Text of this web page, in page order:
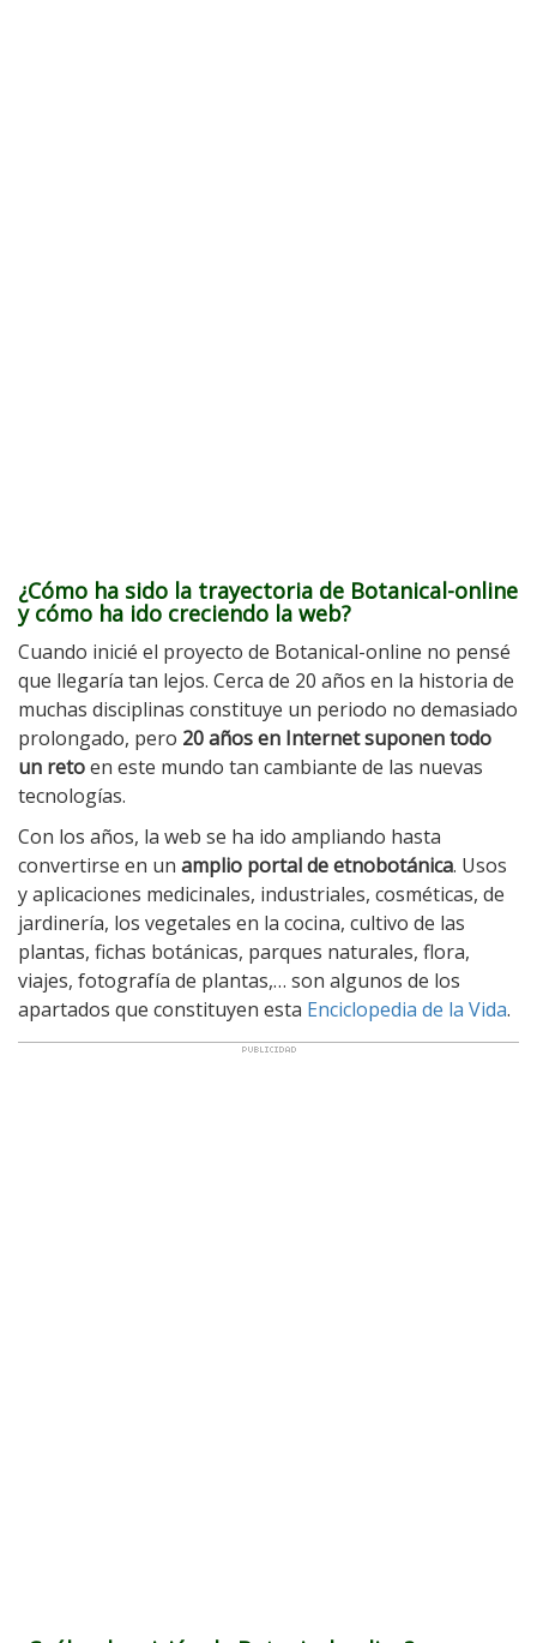
¿Cómo ha sido la trayectoria de Botanical-online
y cómo ha ido creciendo la web?
Cuando inicié el proyecto de Botanical-online no pensé
que llegaría tan lejos. Cerca de 20 años en la historia de
muchas disciplinas constituye un periodo no demasiado
prolongado, pero 20 años en Internet suponen todo
un retoen este mundo tan cambiante de las nuevas
tecnologías.
Con los años, la web se ha ido ampliando hasta
convertirse en un amplio portal de etnobotánica. Usos
y aplicaciones medicinales, industriales, cosméticas, de
jardinería, los vegetales en la cocina, cultivo de las
plantas, fichas botánicas, parques naturales, flora,
viajes, fotografía de plantas,… son algunos de los
apartados que constituyen esta Enciclopedia de la Vida.